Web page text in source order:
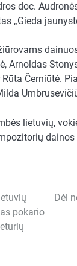
doc.
„Gieda
Arnoldas
Černiūtė.
lietuvių,
pokario
Dėl